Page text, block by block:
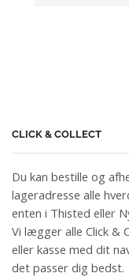
CLICK & COLLECT
Du kan bestille og
lageradresse alle
enten i Thisted eller
Vi lægger alle Click &
eller kasse med dit
det passer dig bedst.